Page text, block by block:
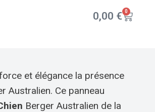
0,00 € 0
et élégance la présence
Australien. Ce panneau
Berger Australien de la